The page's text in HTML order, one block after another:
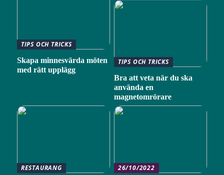
TIPS OCH TRICKS
Skapa minnesvärda möten
med rätt upplägg
TIPS OCH TRICKS
Bra att veta när du ska
använda en
magnetomrörare
RESTAURANG
26/10/2022